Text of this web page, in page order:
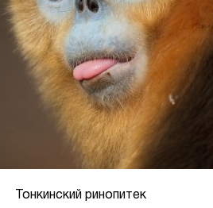
Тонкинский ринопитек